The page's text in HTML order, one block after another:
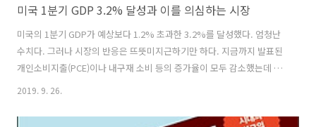
미국 1분기 GDP 3.2% 달성과 이를 의심하는 시장
미국의 1분기 GDP가 예상보다 1.2% 초과한 3.2%를 달성했다. 엄청난
수치다. 그러나 시장의 반응은 뜨뜻미지근하기만 하다. 지금까지 발표된
개인소비지출(PCE)이나 내구재 소비 등의 증가율이 모두 감소했는데 예
는 여기에 별 영향을 못 준 것 같다. 요즘 미국은 실적 발표 시즌이다. 마
2019. 9. 26.